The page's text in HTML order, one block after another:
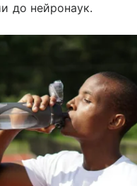
до нейронаук.